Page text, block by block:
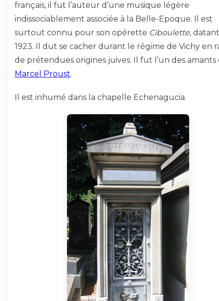
français, il fut l’auteur d’une musique légère
indissociablement associée à la Belle-Epoque. Il est
surtout connu pour son opérette Ciboulette,
1923. Il dut se cacher durant le régime de Vichy en
de prétendues origines juives. Il fut l’un des amants
Marcel Proust.
Il est inhumé dans la chapelle Echenagucia.